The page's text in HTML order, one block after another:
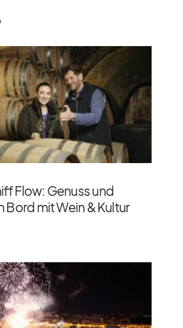
Flow: Genuss und
Bord mit Wein & Kultur